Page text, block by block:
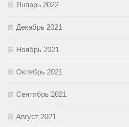
Январь 2022
Декабрь 2021
Ноябрь 2021
Октябрь 2021
Сентябрь 2021
Август 2021